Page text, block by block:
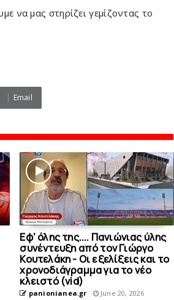
να μας στηρίζει γεμίζοντας το
Email
Εφ' όλης της.... Πανιώνιας ύλης
συνέντευξη από τον Γιώργο
Κουτελάκη - Οι εξελίξεις και το
χρονοδιάγραμμα για το νέο
κλειστό (vid)
panionianea.gr June 20, 2026